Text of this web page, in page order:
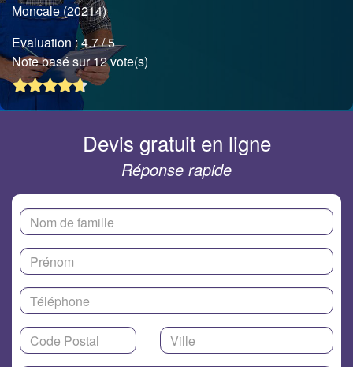
Moncale (20214)
Evaluation :4.7/ 5
Note basé sur 12 vote(s)
Devis gratuit en ligne
Réponse rapide